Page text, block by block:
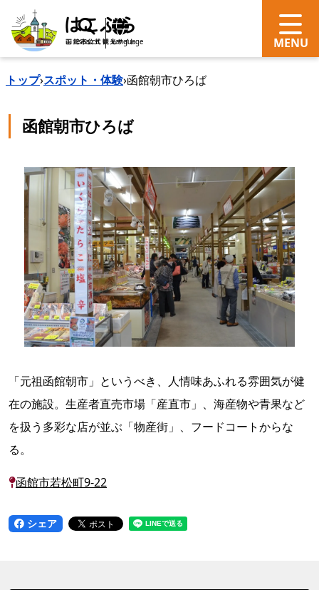
search Language
トップ›スポット・体験›函館朝市ひろば
函館朝市ひろば
「元祖函館朝市」というべき、人情味あふれる雰囲気が健
在の施設。生産者直売市場「産直市」、海産物や青果など
を扱う多彩な店が並ぶ「物産街」、フードコートからな
る。
函館市若松町9-22
シェア